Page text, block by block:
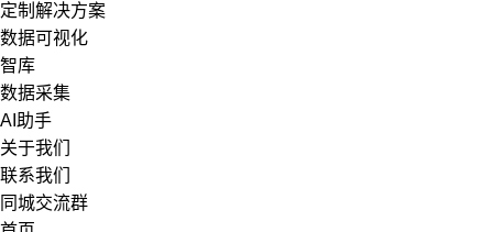
定制解决方案
数据可视化
智库
数据采集
AI助手
关于我们
联系我们
同城交流群